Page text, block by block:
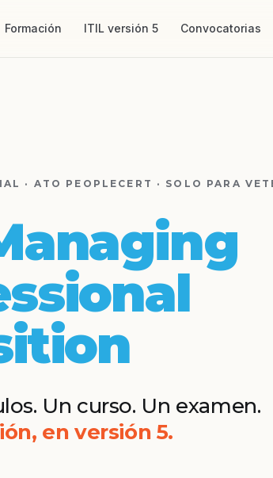
Formación ITIL versión 5 Convocatorias
· ATO PEOPLECERT · SOLO PARA
Un curso. Un examen.
en versión 5.